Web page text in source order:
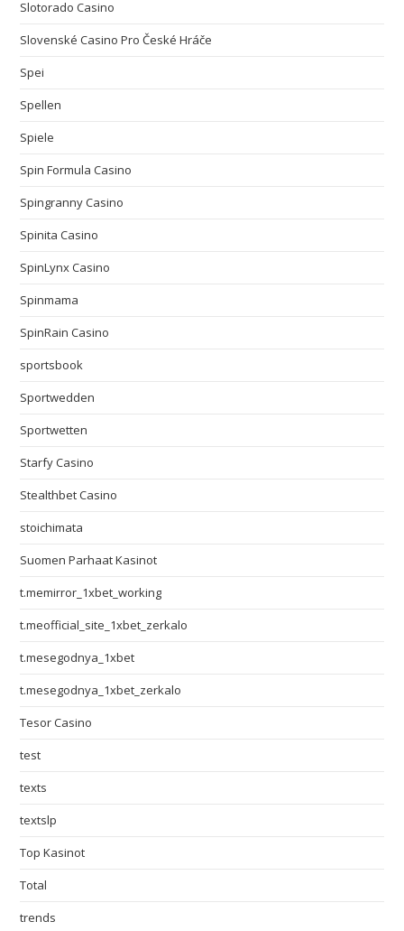
Slotorado Casino
Slovenské Casino Pro České Hráče
Spei
Spellen
Spiele
Spin Formula Casino
Spingranny Casino
Spinita Casino
SpinLynx Casino
Spinmama
SpinRain Casino
sportsbook
Sportwedden
Sportwetten
Starfy Casino
Stealthbet Casino
stoichimata
Suomen Parhaat Kasinot
t.memirror_1xbet_working
t.meofficial_site_1xbet_zerkalo
t.mesegodnya_1xbet
t.mesegodnya_1xbet_zerkalo
Tesor Casino
test
texts
textslp
Top Kasinot
Total
trends